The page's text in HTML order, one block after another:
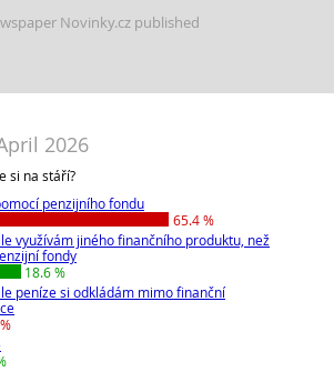
Novinky.cz published
2026
si na stáří?
penzijního fondu
65.4 %
využívám jiného finančního produktu, než
fondy
18.6 %
peníze si odkládám mimo finanční